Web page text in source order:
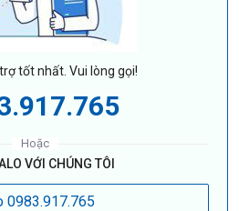
tốt nhất. Vui lòng gọi!
Hoặc
VỚI CHÚNG TÔI
0983.917.765